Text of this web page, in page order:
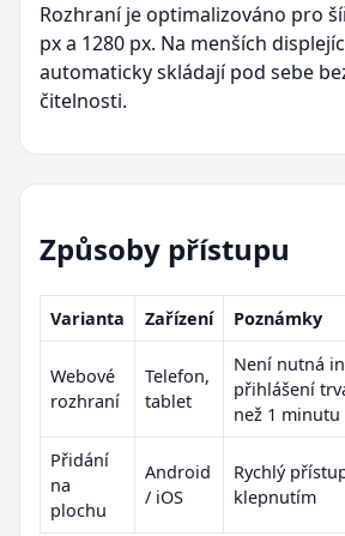
Rozhraní je optimalizováno pro
px a 1280 px. Na menších
automaticky skládají pod sebe
čitelnosti.
Způsoby přístupu
Varianta Zařízení Poznámky
Webové
rozhraní
Telefon,
tablet
Není nutná
přihlášení
než 1 minutu
Přidání
na
plochu
Android
/ iOS
Rychlý
klepnutím